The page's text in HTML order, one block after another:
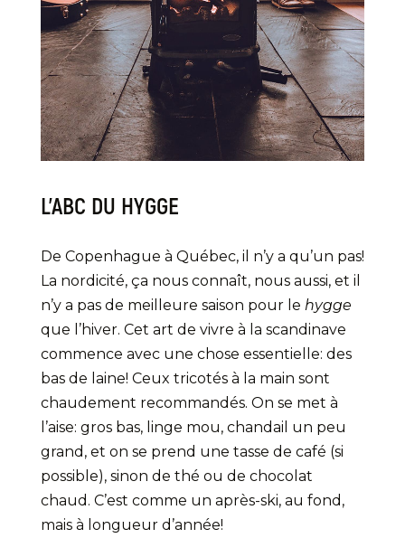
L’ABC DU HYGGE
De Copenhague à Québec, il n’y a qu’un pas!
La nordicité, ça nous connaît, nous aussi, et il
n’y a pas de meilleure saison pour le hygge
que l’hiver. Cet art de vivre à la scandinave
commence avec une chose essentielle: des
bas de laine! Ceux tricotés à la main sont
chaudement recommandés. On se met à
l’aise: gros bas, linge mou, chandail un peu
grand, et on se prend une tasse de café (si
possible), sinon de thé ou de chocolat
chaud. C’est comme un après-ski, au fond,
mais à longueur d’année!